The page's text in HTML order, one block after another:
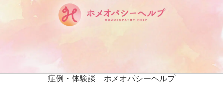
症例・体験談 ホメオパシーヘルプ